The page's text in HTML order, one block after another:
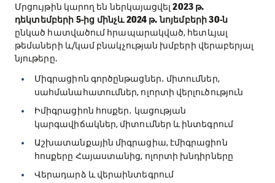
Մրցույթին կարող են ներկայացվել2023 թ.
դեկտեմբերի 5-ից մինչև 2024 թ. նոյեմբերի 30-ն
ընկած հատվածում հրապարակված, հետևյալ
թեմաների և/կամ բնակչության խմբերի վերաբերյալ
նյութերը.
Միգրացիոն գործընթացներ․ միտումներ,
սահմանահատումներ, ոլորտի վերլուծություն
Իմիգրացիոն հոսքեր․ կացության
կարգավիճակներ, միտումներ և ինտեգրում
Աշխատանքային միգրացիա, էմիգրացիոն
հոսքերը Հայաստանից, ոլորտի խնդիրները
Վերադարձ և վերաինտեգրում